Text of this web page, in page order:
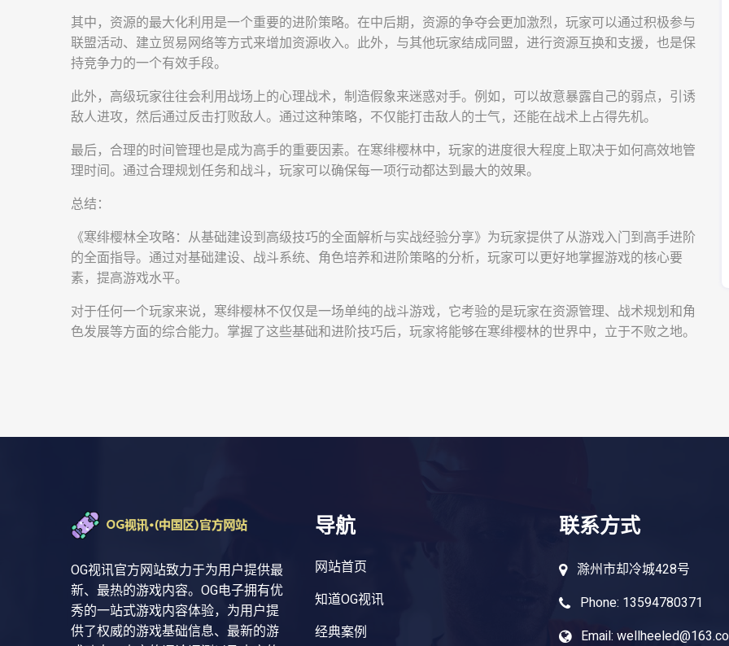
其中，资源的最大化利用是一个重要的进阶策略。在中后期，资源的争夺会更加激烈，玩家可以通过积极参与
联盟活动、建立贸易网络等方式来增加资源收入。此外，与其他玩家结成同盟，进行资源互换和支援，也是保
持竞争力的一个有效手段。
此外，高级玩家往往会利用战场上的心理战术，制造假象来迷惑对手。例如，可以故意暴露自己的弱点，引诱
敌人进攻，然后通过反击打败敌人。通过这种策略，不仅能打击敌人的士气，还能在战术上占得先机。
最后，合理的时间管理也是成为高手的重要因素。在寒绯樱林中，玩家的进度很大程度上取决于如何高效地管
理时间。通过合理规划任务和战斗，玩家可以确保每一项行动都达到最大的效果。
总结：
《寒绯樱林全攻略：从基础建设到高级技巧的全面解析与实战经验分享》为玩家提供了从游戏入门到高手进阶
的全面指导。通过对基础建设、战斗系统、角色培养和进阶策略的分析，玩家可以更好地掌握游戏的核心要
素，提高游戏水平。
对于任何一个玩家来说，寒绯樱林不仅仅是一场单纯的战斗游戏，它考验的是玩家在资源管理、战术规划和角
色发展等方面的综合能力。掌握了这些基础和进阶技巧后，玩家将能够在寒绯樱林的世界中，立于不败之地。
OG视讯官方网站致力于为用户提供最
新、最热的游戏内容。OG电子拥有优
秀的一站式游戏内容体验，为用户提
供了权威的游戏基础信息、最新的游
导航
网站首页
知道OG视讯
经典案例
联系方式
滁州市却冷城428号
Phone: 13594780371
Email: